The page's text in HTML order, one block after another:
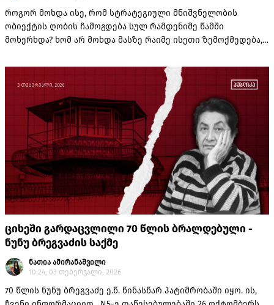
როგორ მოხდა ისე, რომ სტრატეგიული მნიშვნელობის
ობიექტის ღობის ჩამოგდება სულ რამდენიმე წამში
მოხერხდა? ხომ არ მოხდა მასზე რაიმე ისეთი ზემოქმედება,
შემდგომ მარტივი ყოფილიყო მისი ჩამოგდება? ეს
შეკითხვები საზოგადოებაში იმ დღესვე გაჩნდა.
ციხეში გარდაცვლილი 70 წლის ბრალდებული -
ნუნუ ბრეგვაძის საქმე
ნათია ამირანაშვილი
10:24, 03 თებერვალი, 2026
70 წლის ნუნუ ბრეგვაძე ე.წ. წინასწარ პატიმრობაში იყო. ის,